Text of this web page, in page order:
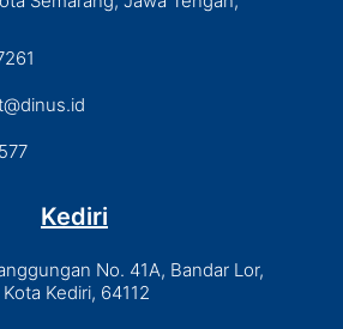
Kediri
No. 41A, Bandar Lor,
Kediri, 64112